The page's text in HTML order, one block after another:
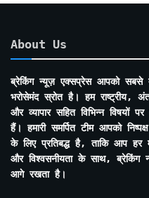
About Us
ब्रेकिंग न्यूज़ एक्सप्रेस आपको सबसे
भरोसेमंद स्रोत है। हम राष्ट्रीय,
और व्यापार सहित विभिन्न विषयों
हैं। हमारी समर्पित टीम आपको
के लिए प्रतिबद्ध है, ताकि आप हर
और विश्वसनीयता के साथ,
आगे रखता है।